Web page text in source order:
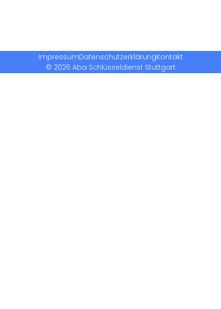
ImpressumDatenschutzerklärungKontakt
© 2026 Aba Schlüsseldienst Stuttgart